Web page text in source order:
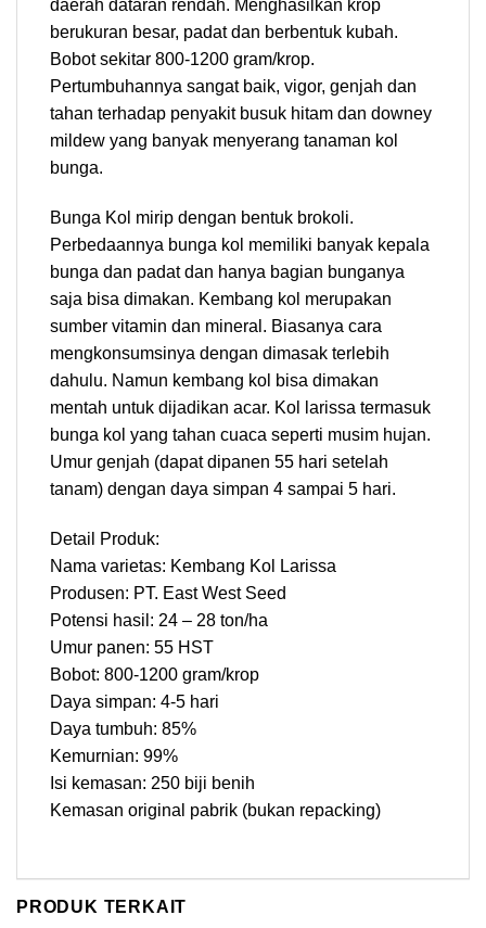
daerah dataran rendah. Menghasilkan krop
berukuran besar, padat dan berbentuk kubah.
Bobot sekitar 800-1200 gram/krop.
Pertumbuhannya sangat baik, vigor, genjah dan
tahan terhadap penyakit busuk hitam dan downey
mildew yang banyak menyerang tanaman kol
bunga.
Bunga Kol mirip dengan bentuk brokoli.
Perbedaannya bunga kol memiliki banyak kepala
bunga dan padat dan hanya bagian bunganya
saja bisa dimakan. Kembang kol merupakan
sumber vitamin dan mineral. Biasanya cara
mengkonsumsinya dengan dimasak terlebih
dahulu. Namun kembang kol bisa dimakan
mentah untuk dijadikan acar. Kol larissa termasuk
bunga kol yang tahan cuaca seperti musim hujan.
Umur genjah (dapat dipanen 55 hari setelah
tanam) dengan daya simpan 4 sampai 5 hari.
Detail Produk:
Nama varietas: Kembang Kol Larissa
Produsen: PT. East West Seed
Potensi hasil: 24 – 28 ton/ha
Umur panen: 55 HST
Bobot: 800-1200 gram/krop
Daya simpan: 4-5 hari
Daya tumbuh: 85%
Kemurnian: 99%
Isi kemasan: 250 biji benih
Kemasan original pabrik (bukan repacking)
PRODUK TERKAIT